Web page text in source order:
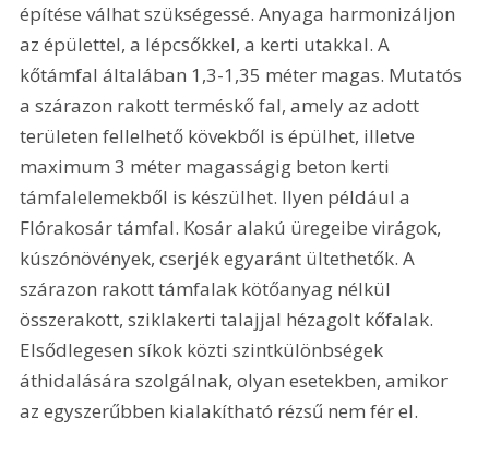
építése válhat szükségessé. Anyaga harmonizáljon
az épülettel, a lépcsőkkel, a kerti utakkal. A
kőtámfal általában 1,3-1,35 méter magas. Mutatós
a szárazon rakott terméskő fal, amely az adott
területen fellelhető kövekből is épülhet, illetve
maximum 3 méter magasságig beton kerti
támfalelemekből is készülhet. Ilyen például a
Flórakosár támfal. Kosár alakú üregeibe virágok,
kúszónövények, cserjék egyaránt ültethetők. A
szárazon rakott támfalak kötőanyag nélkül
összerakott, sziklakerti talajjal hézagolt kőfalak.
Elsődlegesen síkok közti szintkülönbségek
áthidalására szolgálnak, olyan esetekben, amikor
az egyszerűbben kialakítható rézsű nem fér el.